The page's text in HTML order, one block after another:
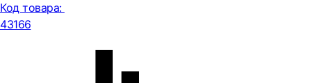
Код товара:
43166